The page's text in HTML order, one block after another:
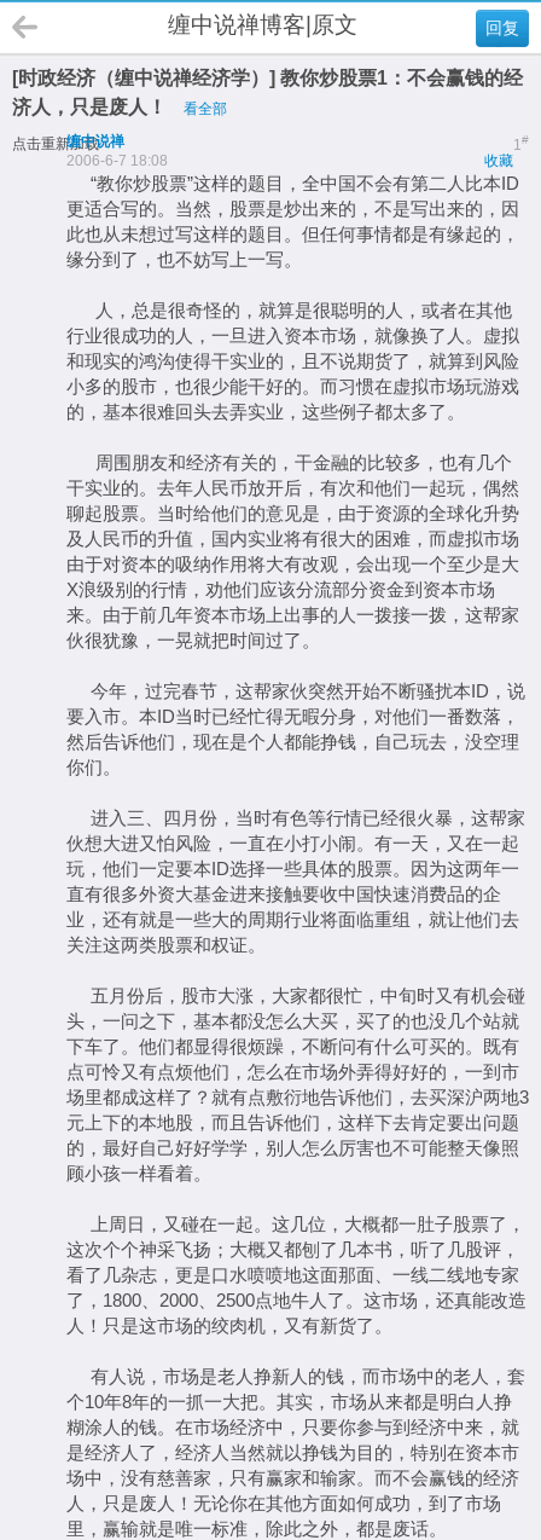
回复
缠中说禅博客|原文
[时政经济（缠中说禅经济学）] 教你炒股票1：不会赢钱的经
济人，只是废人！
看全部
点击重新加载 1#
缠中说禅
收藏
2006-6-7 18:08
“教你炒股票”这样的题目，全中国不会有第二人比本ID
更适合写的。当然，股票是炒出来的，不是写出来的，因
此也从未想过写这样的题目。但任何事情都是有缘起的，
缘分到了，也不妨写上一写。
人，总是很奇怪的，就算是很聪明的人，或者在其他
行业很成功的人，一旦进入资本市场，就像换了人。虚拟
和现实的鸿沟使得干实业的，且不说期货了，就算到风险
小多的股市，也很少能干好的。而习惯在虚拟市场玩游戏
的，基本很难回头去弄实业，这些例子都太多了。
周围朋友和经济有关的，干金融的比较多，也有几个
干实业的。去年人民币放开后，有次和他们一起玩，偶然
聊起股票。当时给他们的意见是，由于资源的全球化升势
及人民币的升值，国内实业将有很大的困难，而虚拟市场
由于对资本的吸纳作用将大有改观，会出现一个至少是大
X浪级别的行情，劝他们应该分流部分资金到资本市场
来。由于前几年资本市场上出事的人一拨接一拨，这帮家
伙很犹豫，一晃就把时间过了。
今年，过完春节，这帮家伙突然开始不断骚扰本ID，说
要入市。本ID当时已经忙得无暇分身，对他们一番数落，
然后告诉他们，现在是个人都能挣钱，自己玩去，没空理
你们。
进入三、四月份，当时有色等行情已经很火暴，这帮家
伙想大进又怕风险，一直在小打小闹。有一天，又在一起
玩，他们一定要本ID选择一些具体的股票。因为这两年一
直有很多外资大基金进来接触要收中国快速消费品的企
业，还有就是一些大的周期行业将面临重组，就让他们去
关注这两类股票和权证。
五月份后，股市大涨，大家都很忙，中旬时又有机会碰
头，一问之下，基本都没怎么大买，买了的也没几个站就
下车了。他们都显得很烦躁，不断问有什么可买的。既有
点可怜又有点烦他们，怎么在市场外弄得好好的，一到市
场里都成这样了？就有点敷衍地告诉他们，去买深沪两地3
元上下的本地股，而且告诉他们，这样下去肯定要出问题
的，最好自己好好学学，别人怎么厉害也不可能整天像照
顾小孩一样看着。
上周日，又碰在一起。这几位，大概都一肚子股票了，
这次个个神采飞扬；大概又都刨了几本书，听了几股评，
看了几杂志，更是口水喷喷地这面那面、一线二线地专家
了，1800、2000、2500点地牛人了。这市场，还真能改造
人！只是这市场的绞肉机，又有新货了。
有人说，市场是老人挣新人的钱，而市场中的老人，套
个10年8年的一抓一大把。其实，市场从来都是明白人挣
糊涂人的钱。在市场经济中，只要你参与到经济中来，就
是经济人了，经济人当然就以挣钱为目的，特别在资本市
场中，没有慈善家，只有赢家和输家。而不会赢钱的经济
人，只是废人！无论你在其他方面如何成功，到了市场
里，赢输就是唯一标准，除此之外，都是废话。